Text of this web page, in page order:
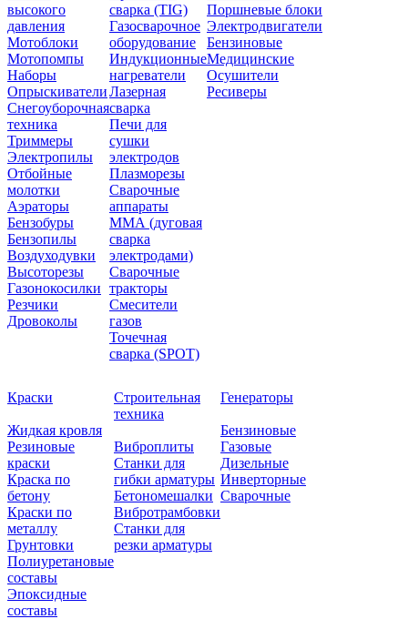
высокого
давления
Мотоблоки
Мотопомпы
Наборы
Опрыскиватели
Снегоуборочная
техника
Триммеры
Электропилы
Отбойные
молотки
Аэраторы
Бензобуры
Бензопилы
Воздуходувки
Высоторезы
Газонокосилки
Резчики
Дровоколы
сварка (TIG)
Газосварочное
оборудование
Индукционные
нагреватели
Лазерная
сварка
Печи для
сушки
электродов
Плазморезы
Сварочные
аппараты
ММА (дуговая
сварка
электродами)
Сварочные
тракторы
Смесители
газов
Точечная
сварка (SPOT)
Поршневые блоки
Электродвигатели
Бензиновые
Медицинские
Осушители
Ресиверы
Краски
Жидкая кровля
Резиновые
краски
Краска по
бетону
Краски по
металлу
Грунтовки
Полиуретановые
составы
Эпоксидные
составы
Строительная
техника
Виброплиты
Станки для
гибки арматуры
Бетономешалки
Вибротрамбовки
Станки для
резки арматуры
Генераторы
Бензиновые
Газовые
Дизельные
Инверторные
Сварочные